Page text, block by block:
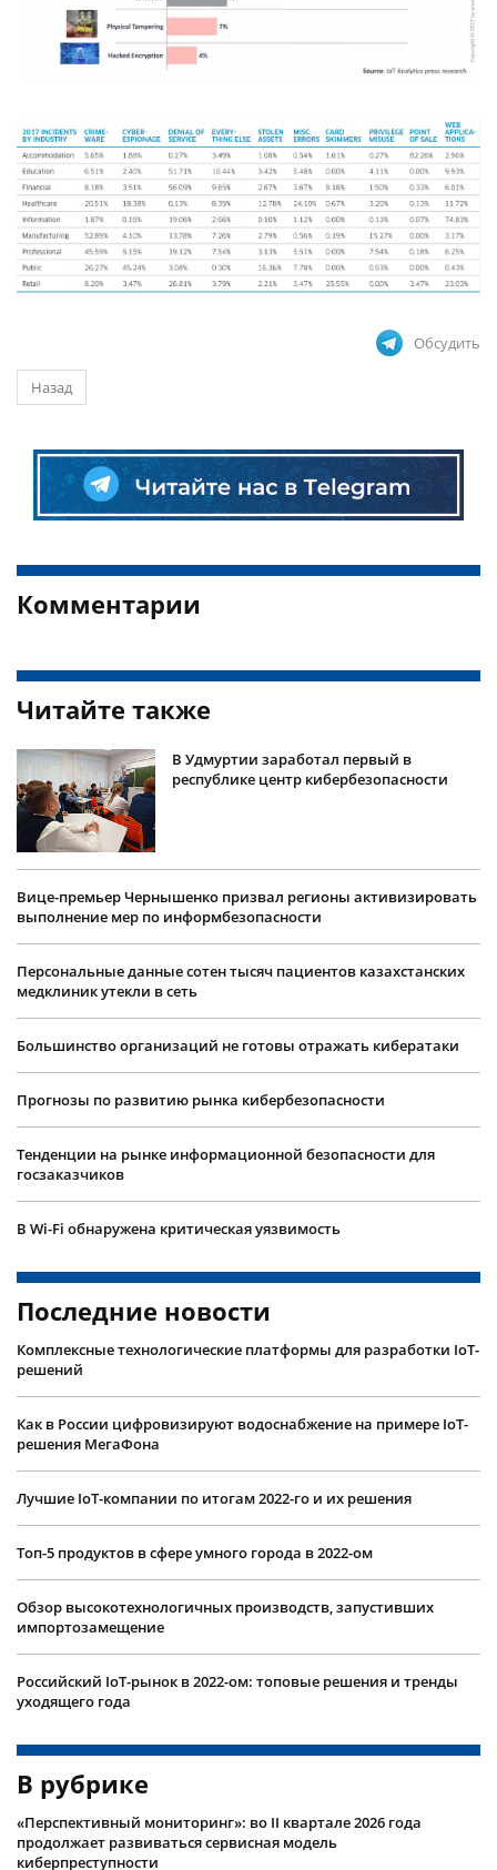
Обсудить
Назад
Комментарии
Читайте также
В Удмуртии заработал первый в
республике центр кибербезопасности
Вице-премьер Чернышенко призвал регионы активизировать
выполнение мер по информбезопасности
Персональные данные сотен тысяч пациентов казахстанских
медклиник утекли в сеть
Большинство организаций не готовы отражать кибератаки
Прогнозы по развитию рынка кибербезопасности
Тенденции на рынке информационной безопасности для
госзаказчиков
В Wi-Fi обнаружена критическая уязвимость
Последние новости
Комплексные технологические платформы для разработки IoT-
решений
Как в России цифровизируют водоснабжение на примере IoT-
решения МегаФона
Лучшие IoT-компании по итогам 2022-го и их решения
Топ-5 продуктов в сфере умного города в 2022-ом
Обзор высокотехнологичных производств, запустивших
импортозамещение
Российский IoT-рынок в 2022-ом: топовые решения и тренды
уходящего года
В рубрике
«Перспективный мониторинг»: во II квартале 2026 года
продолжает развиваться сервисная модель
киберпреступности